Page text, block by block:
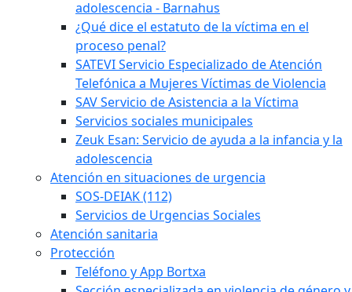
adolescencia - Barnahus
¿Qué dice el estatuto de la víctima en el
proceso penal?
SATEVI Servicio Especializado de Atención
Telefónica a Mujeres Víctimas de Violencia
SAV Servicio de Asistencia a la Víctima
Servicios sociales municipales
Zeuk Esan: Servicio de ayuda a la infancia y la
adolescencia
Atención en situaciones de urgencia
SOS-DEIAK (112)
Servicios de Urgencias Sociales
Atención sanitaria
Protección
Teléfono y App Bortxa